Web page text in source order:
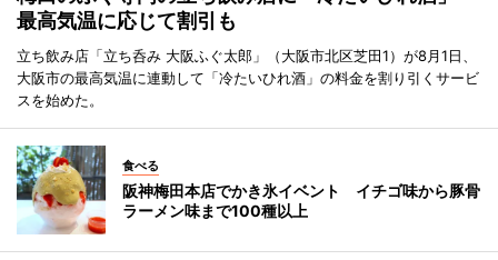
最高気温に応じて割引も
立ち飲み店「立ち呑み 大阪ふぐ太郎」（大阪市北区芝田1）が8月1日、
大阪市の最高気温に連動して「冷たいひれ酒」の料金を割り引くサービ
スを始めた。
食べる
阪神梅田本店でかき氷イベント イチゴ味から豚骨
ラーメン味まで100種以上